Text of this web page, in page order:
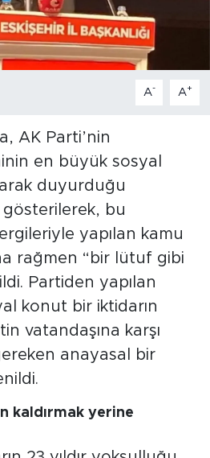
A- A+
AK Parti’nin
en büyük sosyal
duyurduğu
bu
yapılan kamu
rağmen “bir lütuf gibi
Partiden yapılan
konut bir iktidarın
vatandaşına karşı
anayasal bir
kaldırmak yerine